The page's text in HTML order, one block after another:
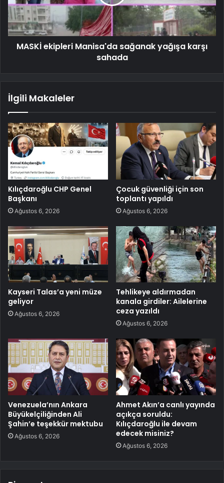
MASKİ ekipleri Manisa'da sağanak yağışa karşı
sahada
İlgili Makaleler
Kılıçdaroğlu CHP Genel
Başkanı
Ağustos 6, 2026
Çocuk güvenliği için son
toplantı yapıldı
Ağustos 6, 2026
Kayseri Talas’a yeni müze
geliyor
Ağustos 6, 2026
Tehlikeye aldırmadan
kanala girdiler: Ailelerine
ceza yazıldı
Ağustos 6, 2026
Venezuela’nın Ankara
Büyükelçiliğinden Ali
Şahin’e teşekkür mektubu
Ağustos 6, 2026
Ahmet Akın’a canlı yayında
açıkça soruldu:
Kılıçdaroğlu ile devam
edecek misiniz?
Ağustos 6, 2026